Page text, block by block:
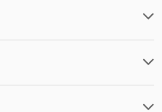
LLYC